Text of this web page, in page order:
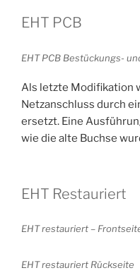
EHT PCB
EHT PCB Bestückungs-
Als letzte Modifikation
Netzanschluss durch
ersetzt. Eine
wie die alte Buchse
EHT Restauriert
EHT restauriert –
EHT restauriert Rückseite